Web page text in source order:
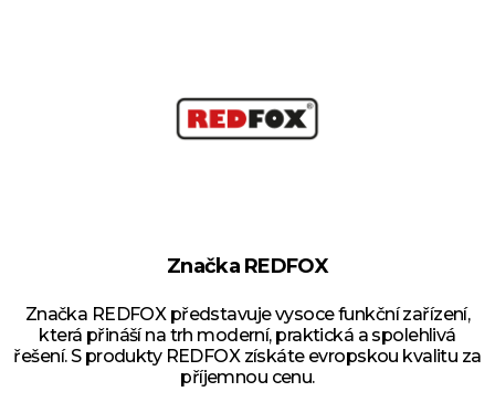
Značka REDFOX
Značka REDFOX představuje vysoce funkční zařízení,
která přináší na trh moderní, praktická a spolehlivá
řešení. S produkty REDFOX získáte evropskou kvalitu za
příjemnou cenu.